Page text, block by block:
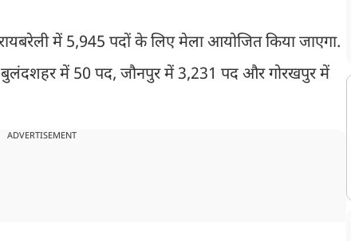
में 5,945 पदों के लिए मेला आयोजित किया जाएगा.
में 50 पद, जौनपुर में 3,231 पद और गोरखपुर में
ADVERTISEMENT